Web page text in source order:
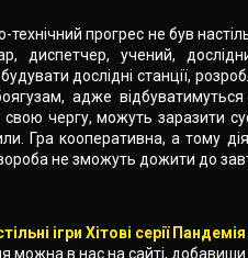
технічний прогрес не був
диспетчер, учений,
дослідні станції,
адже
свою чергу, можуть заразити
Гра кооперативна, а тому
не зможуть дожити до
ігри Хітові серії
можна в нас на сайті, добавиши